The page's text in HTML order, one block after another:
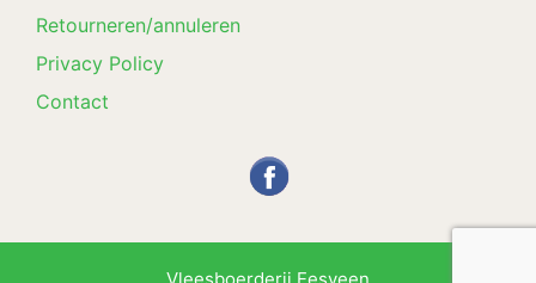
Retourneren/annuleren
Privacy Policy
Contact
Vleesboerderij Eesveen